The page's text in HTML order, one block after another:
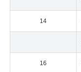
14
16